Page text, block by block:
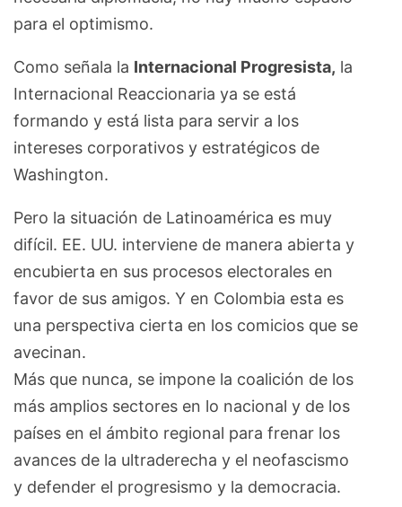
para el optimismo.
Como señala la Internacional Progresista, la
Internacional Reaccionaria ya se está
formando y está lista para servir a los
intereses corporativos y estratégicos de
Washington.
Pero la situación de Latinoamérica es muy
difícil. EE. UU. interviene de manera abierta y
encubierta en sus procesos electorales en
favor de sus amigos. Y en Colombia esta es
una perspectiva cierta en los comicios que se
avecinan.
Más que nunca, se impone la coalición de los
más amplios sectores en lo nacional y de los
países en el ámbito regional para frenar los
avances de la ultraderecha y el neofascismo
y defender el progresismo y la democracia.